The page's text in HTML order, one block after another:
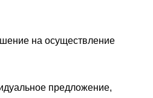
на осуществление
предложение,